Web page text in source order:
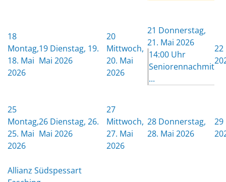
18
Montag,
18. Mai
2026
19 Dienstag, 19.
Mai 2026
20
Mittwoch,
20. Mai
2026
21 Donnerstag,
21. Mai 2026
14:00 Uhr
Seniorennachmit
...
22
25
Montag,
25. Mai
2026
26 Dienstag, 26.
Mai 2026
27
Mittwoch,
27. Mai
2026
28 Donnerstag,
28. Mai 2026
29
Allianz Südspessart